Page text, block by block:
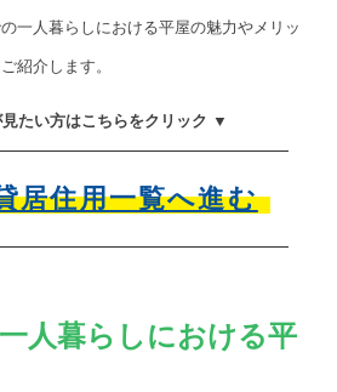
一人暮らしにおける平屋の魅力やメリッ
紹介します。
たい方はこちらをクリック ▼
居住用一覧へ進む
人暮らしにおける平